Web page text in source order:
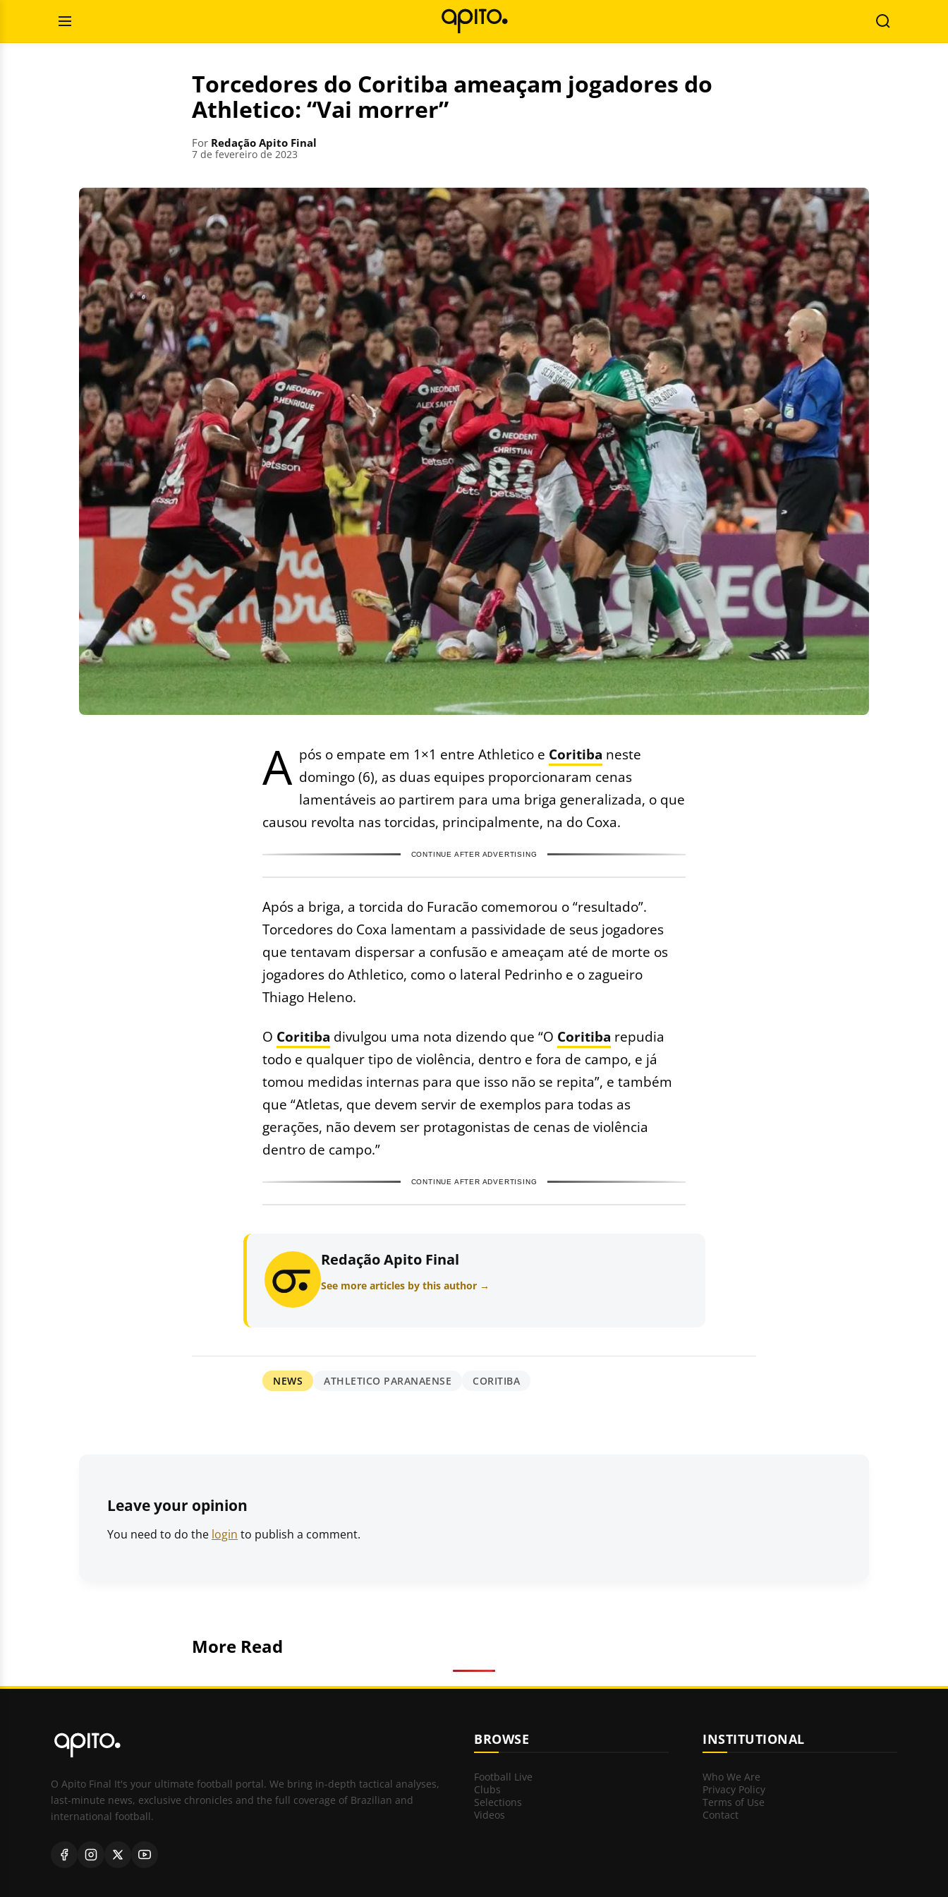
Open
Menu
Search
Torcedores do Coritiba ameaçam jogadores do
Athletico: “Vai morrer”
For Redação Apito Final
7 de fevereiro de 2023
A pós o empate em 1×1 entre Athletico e Coritiba neste
domingo (6), as duas equipes proporcionaram cenas
lamentáveis ao partirem para uma briga generalizada, o que
causou revolta nas torcidas, principalmente, na do Coxa.
CONTINUE AFTER ADVERTISING
Após a briga, a torcida do Furacão comemorou o “resultado”.
Torcedores do Coxa lamentam a passividade de seus jogadores
que tentavam dispersar a confusão e ameaçam até de morte os
jogadores do Athletico, como o lateral Pedrinho e o zagueiro
Thiago Heleno.
O Coritiba divulgou uma nota dizendo que “O Coritiba repudia
todo e qualquer tipo de violência, dentro e fora de campo, e já
tomou medidas internas para que isso não se repita”, e também
que “Atletas, que devem servir de exemplos para todas as
gerações, não devem ser protagonistas de cenas de violência
dentro de campo.”
CONTINUE AFTER ADVERTISING
Redação Apito Final
See more articles by this author →
NEWS ATHLETICO PARANAENSE CORITIBA
Leave your opinion
You need to do the login to publish a comment.
More Read
O Apito Final It's your ultimate football portal. We bring in-depth tactical analyses,
last-minute news, exclusive chronicles and the full coverage of Brazilian and
international football.
BROWSE
Football Live
Clubs
Selections
Videos
INSTITUTIONAL
Who We Are
Privacy Policy
Terms of Use
Contact